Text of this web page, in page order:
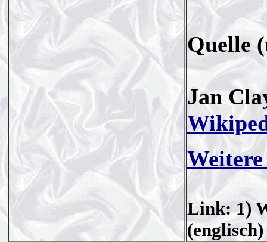
Quelle
Jan
Link: 1)
(englisch)